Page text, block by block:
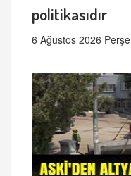
politikasıdır
6 Ağustos 2026